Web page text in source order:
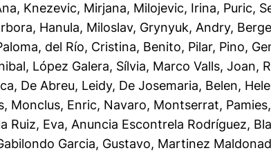
, Knezevic, Mirjana, Milojevic, Irina, Puric,
, Hanula, Miloslav, Grynyuk, Andry,
, del Río, Cristina, Benito, Pilar, Pino,
, López Galera, Sílvia, Marco Valls, Joan,
, De Abreu, Leidy, De Josemaria, Belen,
, Monclus, Enric, Navaro, Montserrat,
Ruiz, Eva, Anuncia Escontrela Rodríguez,
Garcia, Gustavo, Martinez